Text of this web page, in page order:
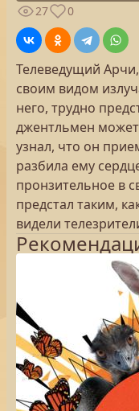
27
0
Телеведущий
своим видом
него, трудно
джентльмен может
узнал, что он
разбила ему
пронзительное в
предстал таким,
видели